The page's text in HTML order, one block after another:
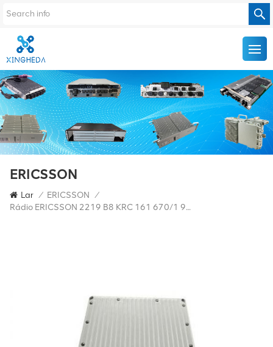
ERICSSON
Lar / ERICSSON /
Rádio ERICSSON 2219 B8 KRC 161 670/1 900MHZ